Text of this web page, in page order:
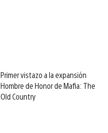
Primer vistazo a la expansión
Hombre de Honor de Mafia: The
Old Country